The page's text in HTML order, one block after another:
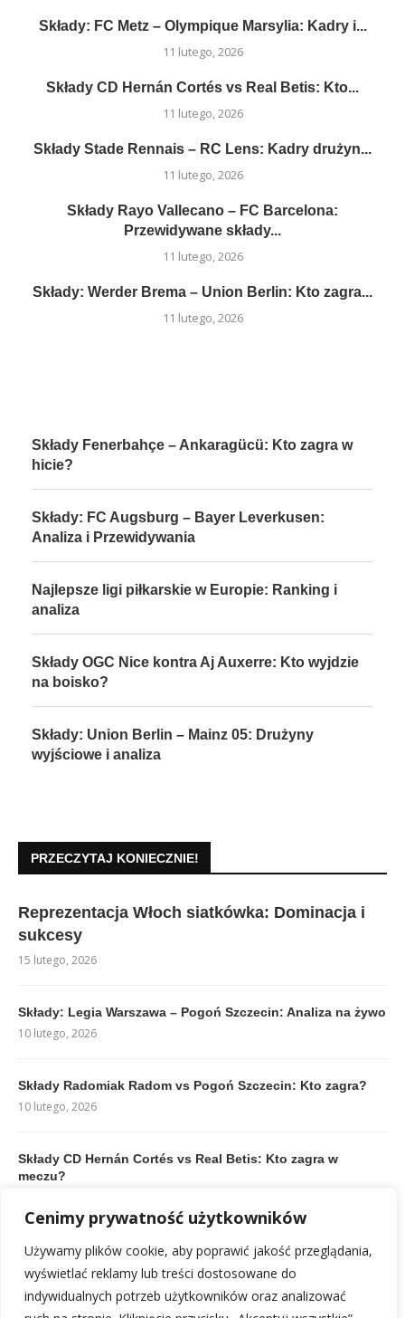
Cenimy prywatność użytkowników
Używamy plików cookie, aby poprawić jakość przeglądania,
wyświetlać reklamy lub treści dostosowane do
indywidualnych potrzeb użytkowników oraz analizować
Składy: FC Metz – Olympique Marsylia: Kadry i...
11 lutego, 2026
Składy CD Hernán Cortés vs Real Betis: Kto...
11 lutego, 2026
Składy Stade Rennais – RC Lens: Kadry drużyn...
11 lutego, 2026
Składy Rayo Vallecano – FC Barcelona:
Przewidywane składy...
11 lutego, 2026
Składy: Werder Brema – Union Berlin: Kto zagra...
11 lutego, 2026
Składy Fenerbahçe – Ankaragücü: Kto zagra w
hicie?
Składy: FC Augsburg – Bayer Leverkusen:
Analiza i Przewidywania
Najlepsze ligi piłkarskie w Europie: Ranking i
analiza
Składy OGC Nice kontra Aj Auxerre: Kto wyjdzie
na boisko?
Składy: Union Berlin – Mainz 05: Drużyny
wyjściowe i analiza
PRZECZYTAJ KONIECZNIE!
Reprezentacja Włoch siatkówka: Dominacja i
sukcesy
15 lutego, 2026
Składy: Legia Warszawa – Pogoń Szczecin: Analiza na żywo
10 lutego, 2026
Składy Radomiak Radom vs Pogoń Szczecin: Kto zagra?
10 lutego, 2026
Składy CD Hernán Cortés vs Real Betis: Kto zagra w
meczu?
Rankingi Liga Portugal: Aktualna Tabela i Klasyfikacja
Klubów
10 lutego, 2026